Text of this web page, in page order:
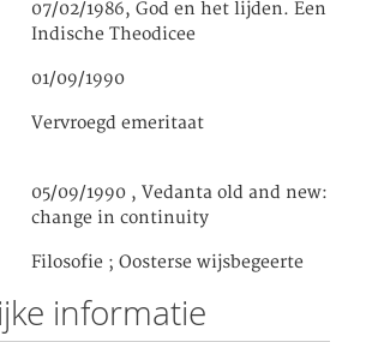
07/02/1986, God en het lijden. Een
Indische Theodicee
01/09/1990
Vervroegd emeritaat
05/09/1990 , Vedanta old and new:
change in continuity
Filosofie ; Oosterse wijsbegeerte
informatie